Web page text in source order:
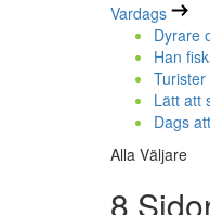
Vardags
Dyrare
Han
Lätt att
Dags
Alla Väljare
8